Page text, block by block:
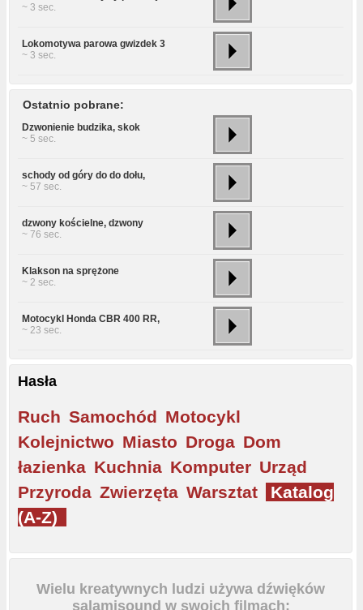
~ 3 sec.
Lokomotywa parowa gwizdek 3
~ 3 sec.
Ostatnio pobrane:
Dzwonienie budzika, skok
~ 5 sec.
schody od góry do do dołu,
~ 57 sec.
dzwony kościelne, dzwony
~ 76 sec.
Klakson na sprężone
~ 2 sec.
Motocykl Honda CBR 400 RR,
~ 23 sec.
Hasła
Ruch Samochód Motocykl
Kolejnictwo Miasto Droga Dom
łazienka Kuchnia Komputer Urząd
Przyroda Zwierzęta Warsztat
Katalog
(A-Z)
Wielu kreatywnych ludzi używa dźwięków
salamisound w swoich filmach: